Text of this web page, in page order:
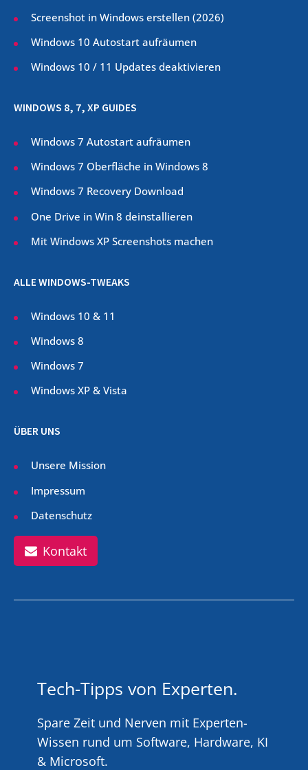
Screenshot in Windows erstellen (2026)
Windows 10 Autostart aufräumen
Windows 10 / 11 Updates deaktivieren
WINDOWS 8, 7, XP GUIDES
Windows 7 Autostart aufräumen
Windows 7 Oberfläche in Windows 8
Windows 7 Recovery Download
One Drive in Win 8 deinstallieren
Mit Windows XP Screenshots machen
ALLE WINDOWS-TWEAKS
Windows 10 & 11
Windows 8
Windows 7
Windows XP & Vista
ÜBER UNS
Unsere Mission
Impressum
Datenschutz
Kontakt
Tech-Tipps von Experten.
Spare Zeit und Nerven mit Experten-
Wissen rund um Software, Hardware, KI
& Microsoft.